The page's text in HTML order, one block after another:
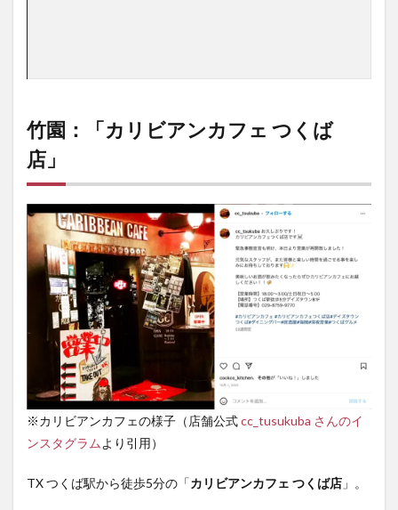
竹園：「カリビアンカフェ つくば
店」
※カリビアンカフェの様子（店舗公式cc_tusukuba さんのイ
ンスタグラム より引用）
TX つくば駅から徒歩5分の「カリビアンカフェ つくば店 」。